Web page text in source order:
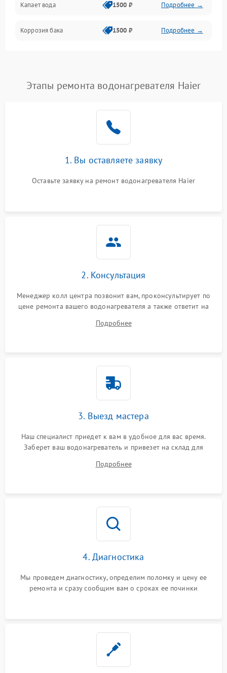
Капает вода 1500 ₽ Подробнее →
Коррозия бака 1500 ₽ Подробнее →
Этапы ремонта водонагревателя Haier
1. Вы оставляете заявку
Оставьте заявку на ремонт водонагревателя Haier
2. Консультация
Менеджер колл центра позвонит вам, проконсультирует по
цене ремонта вашего водонагревателя а также ответит на
Подробнее
3. Выезд мастера
Наш специалист приедет к вам в удобное для вас время.
Заберет ваш водонагреватель и привезет на склад для
Подробнее
4. Диагностика
Мы проведем диагностику, определим поломку и цену ее
ремонта и сразу сообщим вам о сроках ее починки